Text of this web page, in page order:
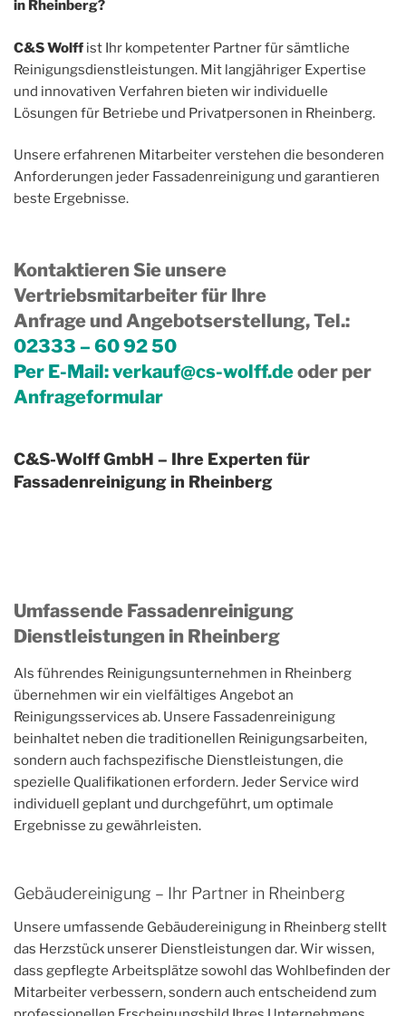
in Rheinberg?
C&S Wolff ist Ihr kompetenter Partner für sämtliche
Reinigungsdienstleistungen. Mit langjähriger Expertise
und innovativen Verfahren bieten wir individuelle
Lösungen für Betriebe und Privatpersonen in Rheinberg.
Unsere erfahrenen Mitarbeiter verstehen die besonderen
Anforderungen jeder Fassadenreinigung und garantieren
beste Ergebnisse.
Kontaktieren Sie unsere
Vertriebsmitarbeiter für Ihre
Anfrage und Angebotserstellung, Tel.:
02333 – 60 92 50
Per E-Mail:verkauf@cs-wolff.deoder per
Anfrageformular
C&S-Wolff GmbH – Ihre Experten für
Fassadenreinigung in Rheinberg
Umfassende Fassadenreinigung
Dienstleistungen in Rheinberg
Als führendes Reinigungsunternehmen in Rheinberg
übernehmen wir ein vielfältiges Angebot an
Reinigungsservices ab. Unsere Fassadenreinigung
beinhaltet neben die traditionellen Reinigungsarbeiten,
sondern auch fachspezifische Dienstleistungen, die
spezielle Qualifikationen erfordern. Jeder Service wird
individuell geplant und durchgeführt, um optimale
Ergebnisse zu gewährleisten.
Gebäudereinigung – Ihr Partner in Rheinberg
Unsere umfassende Gebäudereinigung in Rheinberg stellt
das Herzstück unserer Dienstleistungen dar. Wir wissen,
dass gepflegte Arbeitsplätze sowohl das Wohlbefinden der
Mitarbeiter verbessern, sondern auch entscheidend zum